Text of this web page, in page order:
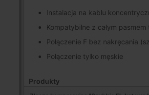
Instalacja na kablu
Kompatybilne z całym
Połączenie F bez nakręcania
Połączenie tylko męskie
Produkty